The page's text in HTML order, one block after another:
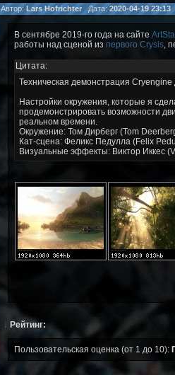
Автор: Lars HofrichterДата:2020-04-19 23:13
В сентябре 2019-го года на сайте
работы над сценой из первого Crysis,
Цитата:
Техническая демонстрация Cryengine
Настройки окружения, которые я
продемонстрировать возможности
реальном времени.
Окружение: Том Дирберг (Tom
Кат-сцена: Феликс Педулла (Felix
Визуальные эффекты: Виктор Иккес
↓ Рейтинг:
Пользовательская оценка (от 1 до 10):